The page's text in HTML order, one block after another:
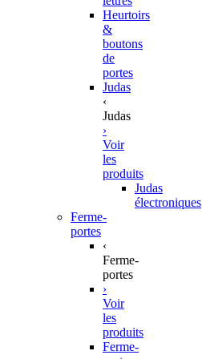
Heurtoirs
&
boutons
de
portes
Judas
‹
Judas
›
Voir
les
produits
Judas
électroniques
Ferme-
portes
‹
Ferme-
portes
›
Voir
les
produits
Ferme-